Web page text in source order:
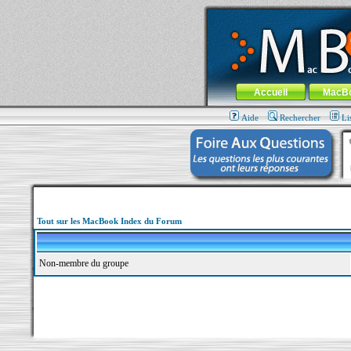
MacBook-fr.com : 100% Apple... 100%
Aller au contenu-Aller au menu
Menu général
Accueil
Aide Rechercher
Tout sur les MacBook Index du Forum
Non-membre du groupe